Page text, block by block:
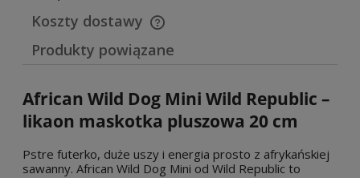
Koszty dostawy
Cena nie zawiera ewentualnych kosztów płatności
Produkty powiązane
African Wild Dog Mini Wild Republic –
likaon maskotka pluszowa 20 cm
Pstre futerko, duże uszy i energia prosto z afrykańskiej
sawanny. African Wild Dog Mini od Wild Republic to